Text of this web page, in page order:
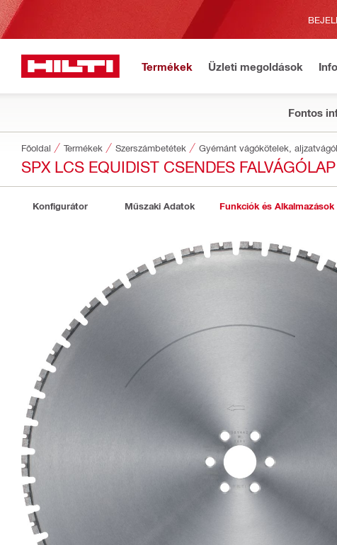
Termékek Üzleti megoldások
Fontos
Főoldal Termékek Szerszámbetétek Gyémánt vágókötelek,
SPX LCS EQUIDIST CSENDES
Konfigurátor Műszaki Adatok Funkciók és Alkalmazások